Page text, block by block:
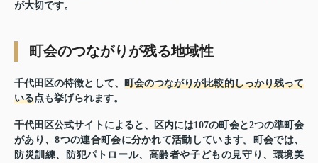
が大切です。
町会のつながりが残る地域性
千代田区の特徴として、 町会のつながりが比較的しっかり残って
いる点も挙げられます。
千代田区公式サイトによると、区内には107の町会と2つの準町会
があり、8つの連合町会に分かれて活動しています。町会では、
防災訓練、防犯パトロール、高齢者や子どもの見守り、環境美